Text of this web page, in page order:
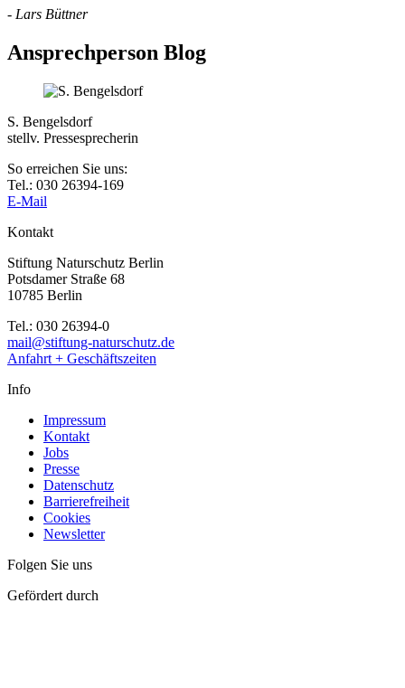
- Lars Büttner
Ansprechperson Blog
S. Bengelsdorf
stellv. Pressesprecherin
So erreichen Sie uns:
Tel.: 030 26394-169
E-Mail
Kontakt
Stiftung Naturschutz Berlin
Potsdamer Straße 68
10785 Berlin
Tel.: 030 26394-0
mail@stiftung-naturschutz.de
Anfahrt + Geschäftszeiten
Info
Impressum
Kontakt
Jobs
Presse
Datenschutz
Barrierefreiheit
Cookies
Newsletter
Folgen Sie uns
Gefördert durch